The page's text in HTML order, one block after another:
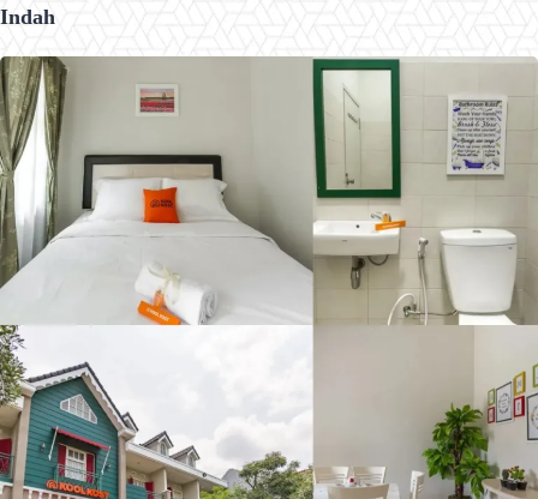
Indah